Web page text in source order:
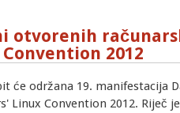
otvorenih
2012
će održana 19. manifestacija
Linux Convention 2012. Riječ